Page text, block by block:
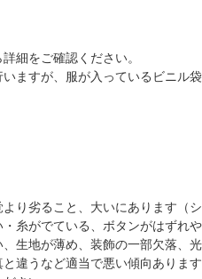
細をご確認ください。
ますが、服が入っているビニル袋
り劣ること、大いにあります（シ
糸がでている、ボタンがはずれや
生地が薄め、装飾の一部欠落、光
違うなど適当で悪い傾向あります